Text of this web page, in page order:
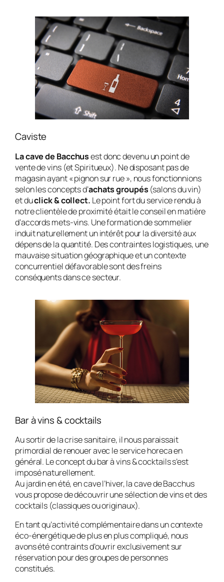
Caviste
La cave de Bacchusest donc devenu un point de
vente de vins (et Spiritueux). Ne disposant pas de
magasin ayant « pignon sur rue », nous fonctionnions
selon les concepts d’achats groupés (salons du vin)
et duclick & collect. Le point fort du service rendu à
notre clientèle de proximité était le conseil en matière
d’accords mets-vins. Une formation de sommelier
induit naturellement un intérêt pour la diversité aux
dépens de la quantité. Des contraintes logistiques, une
mauvaise situation géographique et un contexte
concurrentiel défavorable sont des freins
conséquents dans ce secteur.
Bar à vins & cocktails
Au sortir de la crise sanitaire, il nous paraissait
primordial de renouer avec le service horeca en
général. Le concept du bar à vins & cocktails s’est
imposé naturellement.
Au jardin en été, en cave l’hiver, la cave de Bacchus
vous propose de découvrir une sélection de vins et des
cocktails (classiques ou originaux).
En tant qu’activité complémentaire dans un contexte
éco-énergétique de plus en plus compliqué, nous
avons été contraints d’ouvrir exclusivement sur
réservation pour des groupes de personnes
constitués.